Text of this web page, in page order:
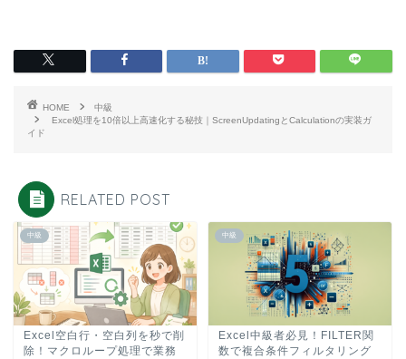
HOME
中級
Excel処理を10倍以上高速化する秘技｜ScreenUpdatingとCalculationの実装ガ
イド
RELATED POST
中級
Excel空白行・空白列を秒で削
除！マクロループ処理で業務
中級
Excel中級者必見！FILTER関
数で複合条件フィルタリング